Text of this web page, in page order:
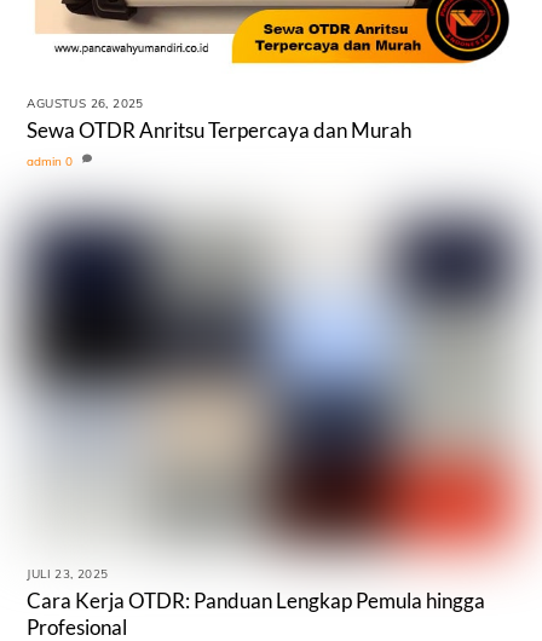
AGUSTUS 26, 2025
Sewa OTDR Anritsu Terpercaya dan Murah
admin 0
JULI 23, 2025
Cara Kerja OTDR: Panduan Lengkap Pemula hingga
Profesional